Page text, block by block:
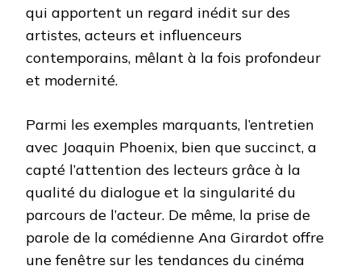
qui apportent un regard inédit sur des
artistes, acteurs et influenceurs
contemporains, mêlant à la fois profondeur
et modernité.
Parmi les exemples marquants, l’entretien
avec Joaquin Phoenix, bien que succinct, a
capté l’attention des lecteurs grâce à la
qualité du dialogue et la singularité du
parcours de l’acteur. De même, la prise de
parole de la comédienne Ana Girardot offre
une fenêtre sur les tendances du cinéma